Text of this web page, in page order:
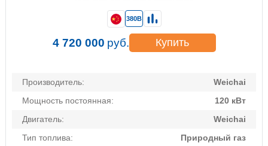
Производитель:
Weichai
Мощность постоянная:
120 кВт
Двигатель:
Weichai
Тип топлива:
Природный газ
380В
4 720 000 руб. Купить